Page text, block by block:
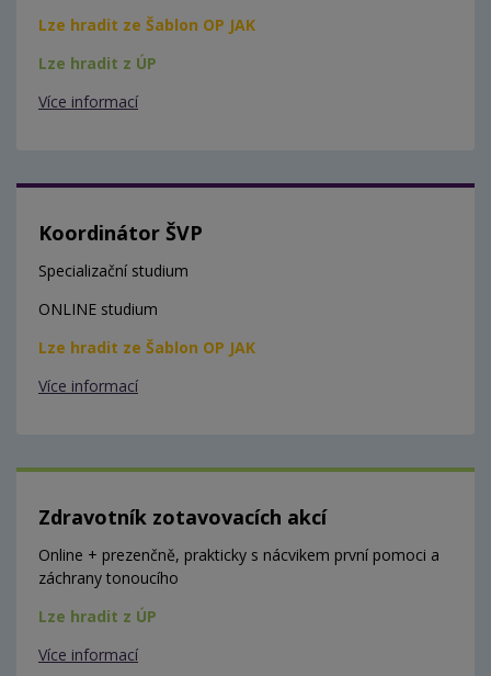
Lze hradit ze Šablon OP JAK
Lze hradit z ÚP
Více informací
Koordinátor ŠVP
Specializační studium
ONLINE studium
Lze hradit ze Šablon OP JAK
Více informací
Zdravotník zotavovacích akcí
Online + prezenčně, prakticky s nácvikem první pomoci a
záchrany tonoucího
Lze hradit z ÚP
Více informací